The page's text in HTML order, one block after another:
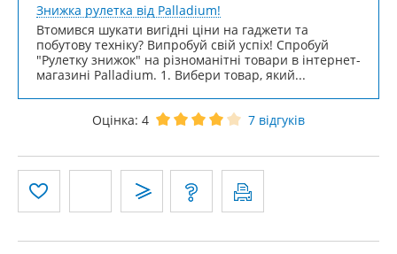
Знижка рулетка від Palladium!
Втомився шукати вигідні ціни на гаджети та
побутову техніку? Випробуй свій успіх! Спробуй
"Рулетку знижок" на різноманітні товари в інтернет-
магазині Palladium. 1. Вибери товар, який...
Оцінка: 4 7 відгуків